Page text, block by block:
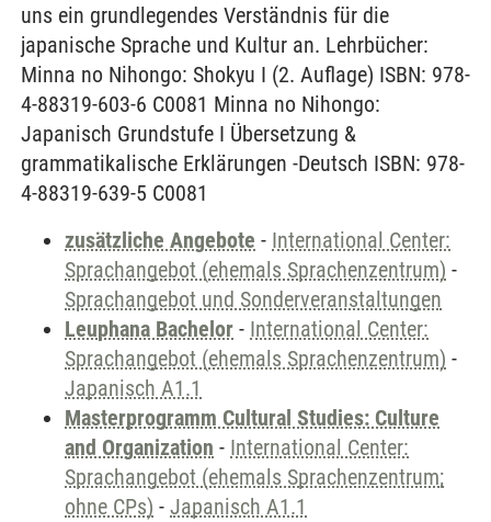
uns ein grundlegendes Verständnis für die
japanische Sprache und Kultur an. Lehrbücher:
Minna no Nihongo: Shokyu I (2. Auflage) ISBN: 978-
4-88319-603-6 C0081 Minna no Nihongo:
Japanisch Grundstufe I Übersetzung &
grammatikalische Erklärungen -Deutsch ISBN: 978-
4-88319-639-5 C0081
zusätzliche Angebote - International Center:
Sprachangebot (ehemals Sprachenzentrum) -
Sprachangebot und Sonderveranstaltungen
Leuphana Bachelor - International Center:
Sprachangebot (ehemals Sprachenzentrum) -
Japanisch A1.1
Masterprogramm Cultural Studies: Culture
and Organization - International Center:
Sprachangebot (ehemals Sprachenzentrum;
ohne CPs) - Japanisch A1.1